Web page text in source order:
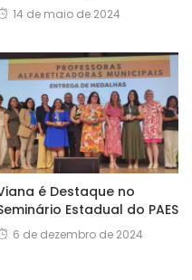
14 de maio de 2024
é Destaque no
Estadual do PAES
6 de dezembro de 2024